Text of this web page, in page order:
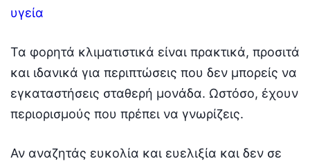
υγεία
Τα φορητά κλιματιστικά είναι πρακτικά, προσιτά
και ιδανικά για περιπτώσεις που δεν μπορείς να
εγκαταστήσεις σταθερή μονάδα. Ωστόσο, έχουν
περιορισμούς που πρέπει να γνωρίζεις.
Αν αναζητάς ευκολία και ευελιξία και δεν σε